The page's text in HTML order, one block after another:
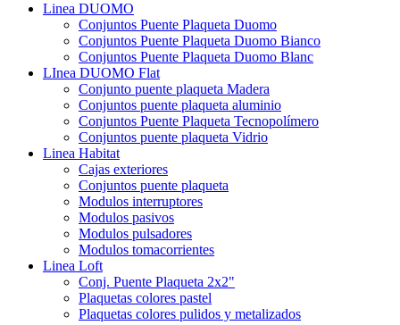
Linea DUOMO
Conjuntos Puente Plaqueta Duomo
Conjuntos Puente Plaqueta Duomo Bianco
Conjuntos Puente Plaqueta Duomo Blanc
LInea DUOMO Flat
Conjunto puente plaqueta Madera
Conjuntos puente plaqueta aluminio
Conjuntos Puente Plaqueta Tecnopolímero
Conjuntos puente plaqueta Vidrio
Linea Habitat
Cajas exteriores
Conjuntos puente plaqueta
Modulos interruptores
Modulos pasivos
Modulos pulsadores
Modulos tomacorrientes
Linea Loft
Conj. Puente Plaqueta 2x2"
Plaquetas colores pastel
Plaquetas colores pulidos y metalizados